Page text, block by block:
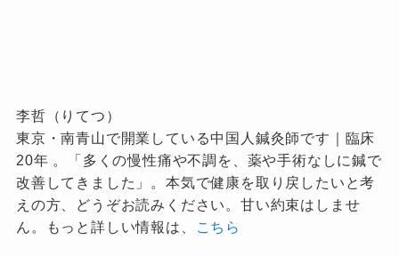
李哲（りてつ）
東京・南青山で開業している中国人鍼灸師です｜臨床
20年 。「多くの慢性痛や不調を、薬や手術なしに鍼で
改善してきました」。本気で健康を取り戻したいと考
えの方、どうぞお読みください。甘い約束はしませ
ん。もっと詳しい情報は、
こちら